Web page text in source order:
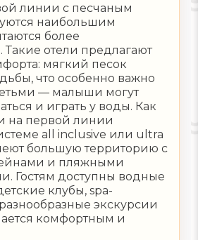
линии с песчаным
наибольшим
более
отели предлагают
мягкий песок
что особенно важно
— малыши могут
и играть у воды. Как
на первой линии
all inclusive или ultra
большую территорию с
и пляжными
Гостям доступны водные
клубы, spa-
экскурсии
комфортным и